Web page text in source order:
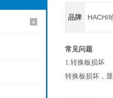
品牌 HACH/
常见问题
1.转换板损坏
转换板损坏，